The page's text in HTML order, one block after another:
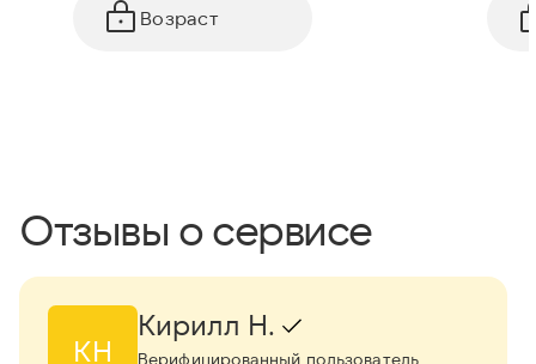
Возраст
Отзывы о сервисе
КН
Кирилл Н.
Верифицированный пользователь